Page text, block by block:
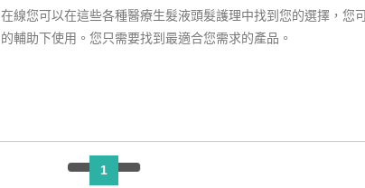
在線您可以在這些各種醫療生髮液頭髮護理中找到您的選擇，您
的輔助下使用。您只需要找到最適合您需求的產品。
1